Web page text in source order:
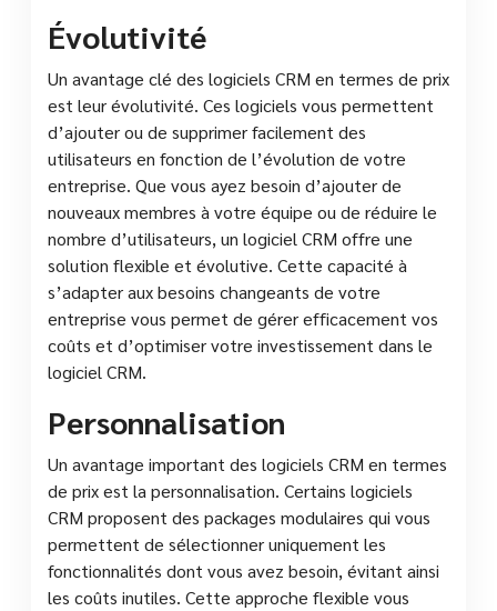
Évolutivité
Un avantage clé des logiciels CRM en termes de prix
est leur évolutivité. Ces logiciels vous permettent
d’ajouter ou de supprimer facilement des
utilisateurs en fonction de l’évolution de votre
entreprise. Que vous ayez besoin d’ajouter de
nouveaux membres à votre équipe ou de réduire le
nombre d’utilisateurs, un logiciel CRM offre une
solution flexible et évolutive. Cette capacité à
s’adapter aux besoins changeants de votre
entreprise vous permet de gérer efficacement vos
coûts et d’optimiser votre investissement dans le
logiciel CRM.
Personnalisation
Un avantage important des logiciels CRM en termes
de prix est la personnalisation. Certains logiciels
CRM proposent des packages modulaires qui vous
permettent de sélectionner uniquement les
fonctionnalités dont vous avez besoin, évitant ainsi
les coûts inutiles. Cette approche flexible vous